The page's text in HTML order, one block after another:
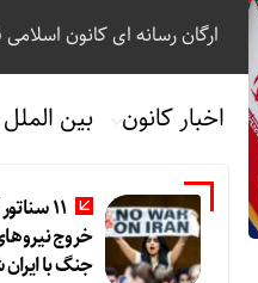
ارگان رسانه ای کانون
اخبار کانون بین الملل
11
خروج
جنگ با